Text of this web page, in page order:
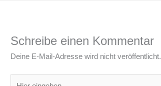
Schreibe einen Kommentar
Deine E-Mail-Adresse wird nicht veröffentlicht.